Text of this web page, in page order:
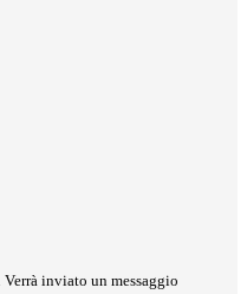
Verrà inviato un messaggio